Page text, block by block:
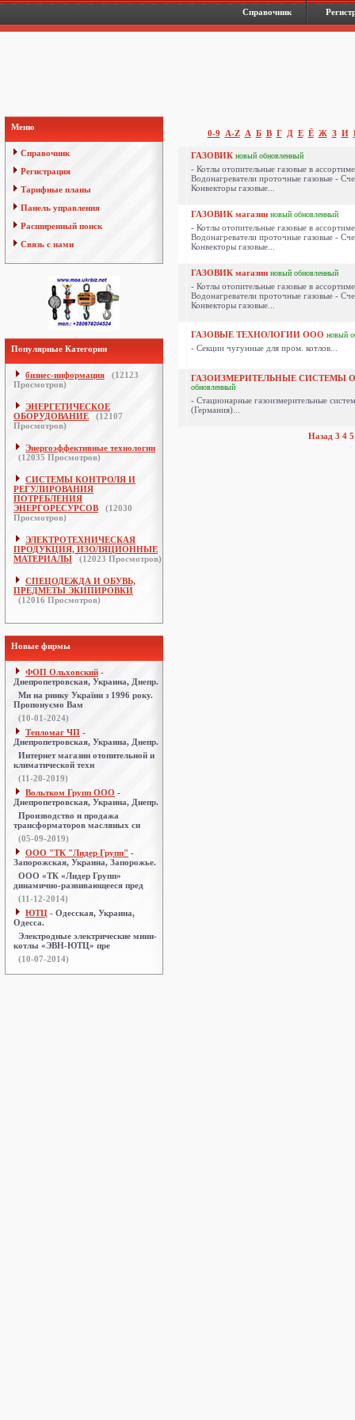
Справочник
Меню
Справочник
Регистрация
Тарифные планы
Панель управления
Расширенный поиск
Связь с нами
Популярные Категории
бизнес-информация (12123
Просмотров)
ЭНЕРГЕТИЧЕСКОЕ
ОБОРУДОВАНИЕ
(12107
Просмотров)
Энергоэффективные технологии
(12035 Просмотров)
СИСТЕМЫ КОНТРОЛЯ И
РЕГУЛИРОВАНИЯ
ПОТРЕБЛЕНИЯ
ЭНЕРГОРЕСУРСОВ
(12030
Просмотров)
ЭЛЕКТРОТЕХНИЧЕСКАЯ
ПРОДУКЦИЯ, ИЗОЛЯЦИОННЫЕ
МАТЕРИАЛЫ
(12023 Просмотров)
СПЕЦОДЕЖДА И ОБУВЬ,
ПРЕДМЕТЫ ЭКИПИРОВКИ
(12016 Просмотров)
Новые фирмы
ФОП Ольховский -
Днепропетровская, Украина, Днепр.
Ми на ринку України з 1996 року.
Пропонуємо Вам
(10-01-2024)
Тепломаг ЧП -
Днепропетровская, Украина, Днепр.
Интернет магазин отопительной и
климатической техн
(11-20-2019)
Вольтком Групп ООО -
Днепропетровская, Украина, Днепр.
Производство и продажа
трансформаторов масляных си
(05-09-2019)
ООО "ТК "Лидер Групп" -
Запорожская, Украина, Запорожье.
ООО «ТК «Лидер Групп»
динамично-развивающееся пред
(11-12-2014)
ЮТЦ - Одесская, Украина,
Одесса.
Электродные электрические мини-
котлы «ЭВН-ЮТЦ» пре
(10-07-2014)
0-9 A-Z А Б В Г Д Е Ё Ж З И
ГАЗОВИК новый обновленный
- Котлы отопительные газовые в
Водонагреватели проточные газовые -
Конвекторы газовые...
ГАЗОВИК магазин новый обновленный
- Котлы отопительные газовые в
Водонагреватели проточные газовые -
Конвекторы газовые...
ГАЗОВИК магазин новый обновленный
- Котлы отопительные газовые в
Водонагреватели проточные газовые -
Конвекторы газовые...
ГАЗОВЫЕ ТЕХНОЛОГИИ ООО новый
- Секции чугунные для пром. котлов...
ГАЗОИЗМЕРИТЕЛЬНЫЕ СИСТЕМЫ
обновленный
- Стационарные газоизмерительные
(Германия)...
Назад 3 4 5